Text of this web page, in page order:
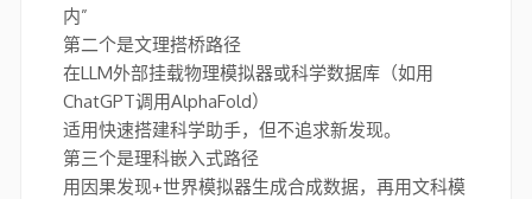
内”
第二个是文理搭桥路径
在LLM外部挂载物理模拟器或科学数据库（如用
ChatGPT调用AlphaFold）
适用快速搭建科学助手，但不追求新发现。
第三个是理科嵌入式路径
用因果发现+世界模拟器生成合成数据，再用文科模